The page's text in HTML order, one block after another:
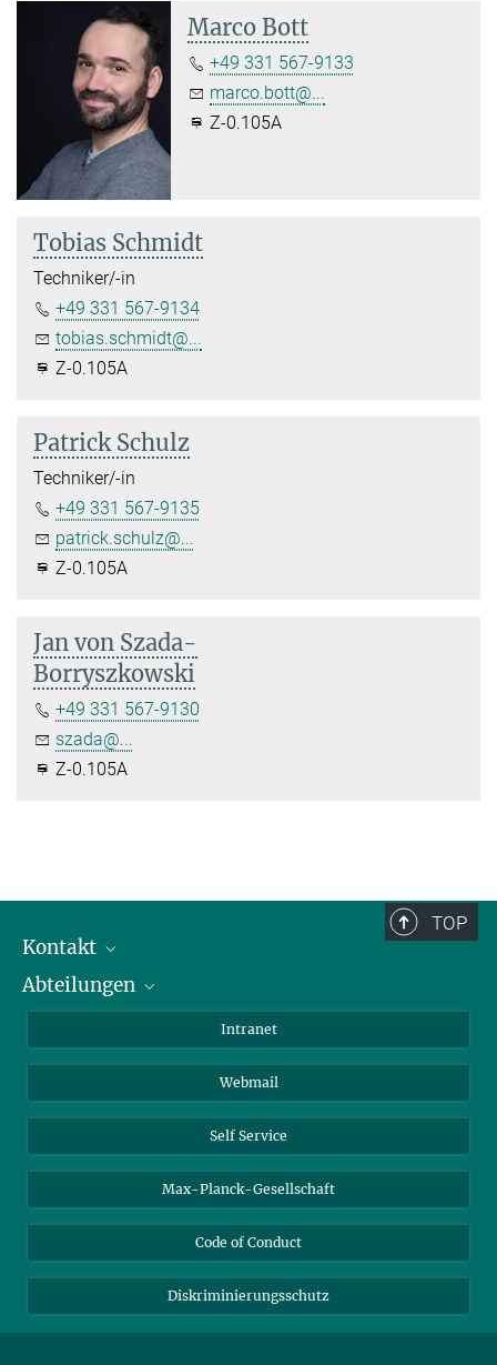
Marco Bott
+49 331 567-9133
marco.bott@...
Z-0.105A
Tobias Schmidt
Techniker/-in
+49 331 567-9134
tobias.schmidt@...
Z-0.105A
Patrick Schulz
Techniker/-in
+49 331 567-9135
patrick.schulz@...
Z-0.105A
Jan von Szada-
Borryszkowski
+49 331 567-9130
szada@...
Z-0.105A
TOP
Kontakt
Mitarbeiterverzeichnis
Abteilungen
Biomolekulare Systeme
Kolloidchemie
Nachhaltige und Bio-inspirierte Materialien
Intranet
Webmail
Self Service
Max-Planck-Gesellschaft
Code of Conduct
Diskriminierungsschutz